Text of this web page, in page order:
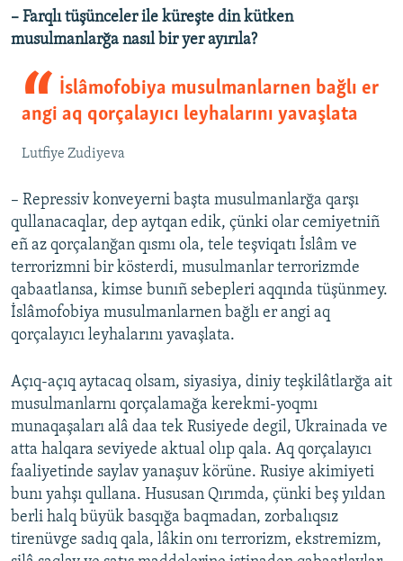
– Farqlı tüşünceler ile küreşte din kütken
musulmanlarğa nasıl bir yer ayırıla?
İslâmofobiya musulmanlarnen bağlı er
angi aq qorçalayıcı leyhalarını yavaşlata
Lutfiye Zudiyeva
– Repressiv konveyerni başta musulmanlarğa qarşı
qullanacaqlar, dep aytqan edik, çünki olar cemiyetniñ
eñ az qorçalanğan qısmı ola, tele teşviqatı İslâm ve
terrorizmni bir kösterdi, musulmanlar terrorizmde
qabaatlansa, kimse bunıñ sebepleri aqqında tüşünmey.
İslâmofobiya musulmanlarnen bağlı er angi aq
qorçalayıcı leyhalarını yavaşlata.
Açıq-açıq aytacaq olsam, siyasiya, diniy teşkilâtlarğa ait
musulmanlarnı qorçalamağa kerekmi-yoqmı
munaqaşaları alâ daa tek Rusiyede degil, Ukrainada ve
atta halqara seviyede aktual olıp qala. Aq qorçalayıcı
faaliyetinde saylav yanaşuv körüne. Rusiye akimiyeti
bunı yahşı qullana. Hususan Qırımda, çünki beş yıldan
berli halq büyük basqığa baqmadan, zorbalıqsız
tirenüvge sadıq qala, lâkin onı terrorizm, ekstremizm,